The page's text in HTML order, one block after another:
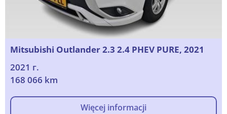
Mitsubishi Outlander 2.3 2.4 PHEV PURE, 2021
2021 г.
168 066 km
Więcej informacji